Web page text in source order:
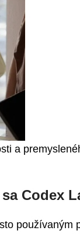
a
Codex